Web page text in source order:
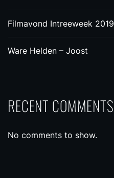
Filmavond Intreeweek 2019
Ware Helden – Joost
RECENT COMMENTS
No comments to show.